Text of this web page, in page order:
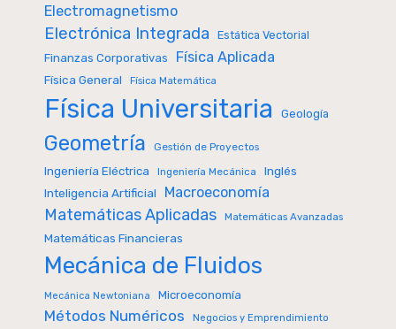
Electromagnetismo
Electrónica Integrada
Estática Vectorial
Finanzas Corporativas
Física Aplicada
Física General Física Matemática
Física Universitaria Geología
Geometría Gestión de Proyectos
Ingeniería Eléctrica Ingeniería Mecánica
Inglés
Inteligencia Artificial
Macroeconomía
Matemáticas Aplicadas Matemáticas Avanzadas
Matemáticas Financieras
Mecánica de Fluidos
Mecánica Newtoniana Microeconomía
Métodos Numéricos Negocios y Emprendimiento